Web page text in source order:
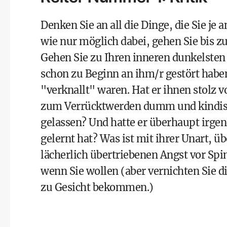
Denken Sie an all die Dinge, die Sie je
wie nur möglich dabei, gehen Sie bis
Gehen Sie zu Ihren inneren
schon zu Beginn an ihm/r gestört
"verknallt" waren. Hat er ihnen stolz
zum Verrücktwerden dumm und
gelassen? Und hatte er überhaupt
gelernt hat? Was ist mit ihrer Unart,
lächerlich übertriebenen Angst vor
wenn Sie wollen (aber vernichten Sie
zu Gesicht bekommen.)